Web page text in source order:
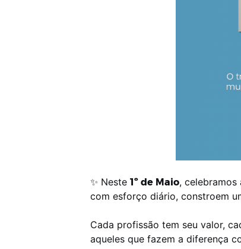
✨ Neste 1º de Maio,
com esforço diário, constroem
Cada profissão tem seu valor,
aqueles que fazem a diferença